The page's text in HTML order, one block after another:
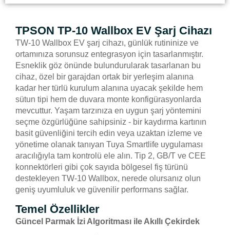
TPSON TP-10 Wallbox EV Şarj Cihazı
TW-10 Wallbox EV şarj cihazı, günlük rutininize ve
ortamınıza sorunsuz entegrasyon için tasarlanmıştır.
Esneklik göz önünde bulundurularak tasarlanan bu
cihaz, özel bir garajdan ortak bir yerleşim alanına
kadar her türlü kurulum alanına uyacak şekilde hem
sütun tipi hem de duvara monte konfigürasyonlarda
mevcuttur. Yaşam tarzınıza en uygun şarj yöntemini
seçme özgürlüğüne sahipsiniz - bir kaydırma kartının
basit güvenliğini tercih edin veya uzaktan izleme ve
yönetime olanak tanıyan Tuya Smartlife uygulaması
aracılığıyla tam kontrolü ele alın. Tip 2, GB/T ve CEE
konnektörleri gibi çok sayıda bölgesel fiş türünü
destekleyen TW-10 Wallbox, nerede olursanız olun
geniş uyumluluk ve güvenilir performans sağlar.
Temel Özellikler
Güncel Parmak İzi Algoritması ile Akıllı Çekirdek